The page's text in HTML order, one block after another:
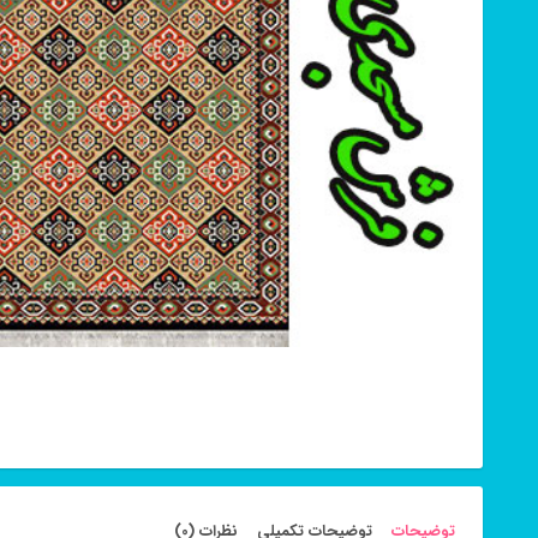
توضیحات توضیحات تکمیلی نظرات (0)